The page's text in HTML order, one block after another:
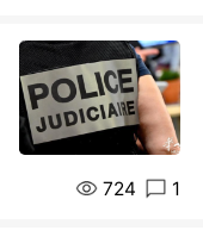
724 1